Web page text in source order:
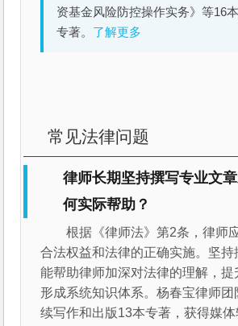
资基金风险防控操作实务》等16
专著。 了解更多
常见法律问题
律师长期坚持撰写专业文
何实际帮助？
根据《律师法》第2条，律师
合法权益和法律的正确实施。坚持
能帮助律师加深对法律的理解，提
形成系统知识体系。杨春宝律师
续写作和出版13本专著，获得媒